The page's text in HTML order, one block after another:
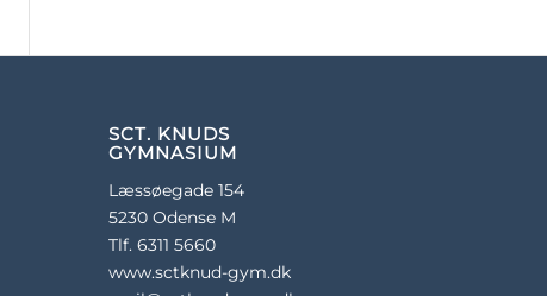
SCT. KNUDS
GYMNASIUM
Læssøegade 154
5230 Odense M
Tlf. 6311 5660
www.sctknud-gym.dk